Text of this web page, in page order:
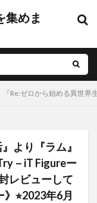
集めま
『Re:ゼロから始める異世
より『ラム』
－iT Figureー
レビューして
⭐︎2023年6月